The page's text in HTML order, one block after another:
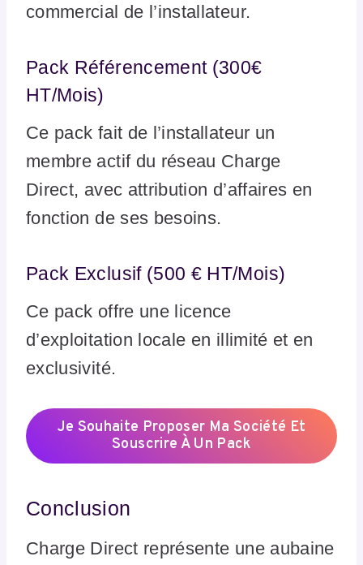
commercial de l’installateur.
Pack Référencement (300€
HT/Mois)
Ce pack fait de l’installateur un
membre actif du réseau Charge
Direct, avec attribution d’affaires en
fonction de ses besoins.
Pack Exclusif (500 € HT/Mois)
Ce pack offre une licence
d’exploitation locale en illimité et en
exclusivité.
Je Souhaite Proposer Ma Société Et
Souscrire À Un Pack
Conclusion
Charge Direct représente une aubaine